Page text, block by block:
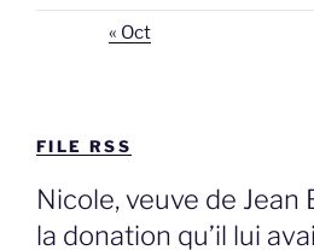
« Oct
FILE RSS
Nicole, veuve de Jean
la donation qu’il lui